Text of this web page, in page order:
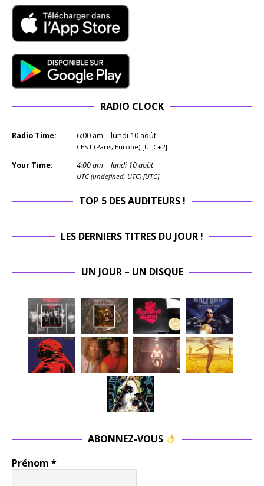
RADIO CLOCK
Radio Time: 6:00 am lundi 10 août
CEST (Paris, Europe) [UTC+2]
Your Time: 4:00am lundi 10 août
UTC (undefined, UTC) [UTC]
TOP 5 DES AUDITEURS !
LES DERNIERS TITRES DU JOUR !
UN JOUR – UN DISQUE
ABONNEZ-VOUS
Prénom *